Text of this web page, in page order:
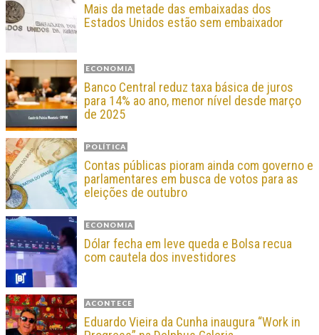
Mais da metade das embaixadas dos
Estados Unidos estão sem embaixador
ECONOMIA
Banco Central reduz taxa básica de juros
para 14% ao ano, menor nível desde março
de 2025
POLÍTICA
Contas públicas pioram ainda com governo e
parlamentares em busca de votos para as
eleições de outubro
ECONOMIA
Dólar fecha em leve queda e Bolsa recua
com cautela dos investidores
ACONTECE
Eduardo Vieira da Cunha inaugura “Work in